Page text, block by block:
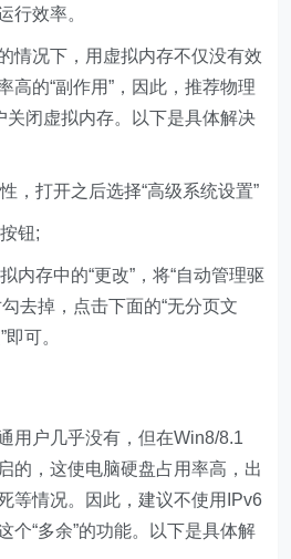
行效率。
情况下，用虚拟内存不仅没有效
高的“副作用”，因此，推荐物理
关闭虚拟内存。以下是具体解决
，打开之后选择“高级系统设置”
钮;
内存中的“更改”，将“自动管理驱
去掉，点击下面的“无分页文
可。
用户几乎没有，但在Win8/8.1
的，这使电脑硬盘占用率高，出
等情况。因此，建议不使用IPv6
个“多余”的功能。以下是具体解